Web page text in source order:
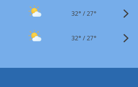
32° /27°
32° /27°